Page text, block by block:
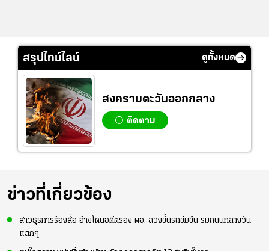
สรุปไทม์ไลน์ ดูทั้งหมด
สงครามตะวันออกกลาง
ติดตาม
ข่าวที่เกี่ยวข้อง
สาวธุรการร้องสื่อ อ้างโดนอดีตรอง ผอ. ลวงขึ้นรถข่มขืน ริมถนนกลางวัน
แสกๆ